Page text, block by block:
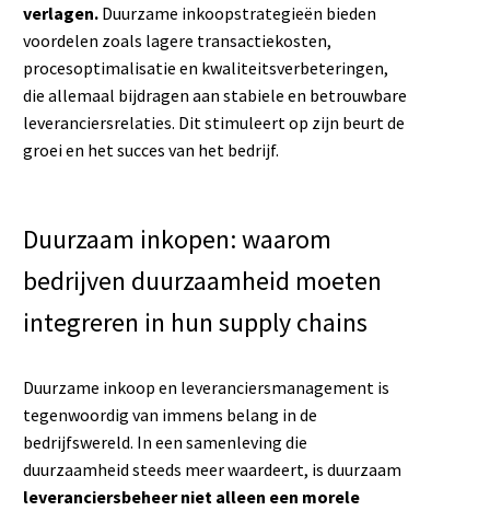
verlagen. Duurzame inkoopstrategieën bieden
voordelen zoals lagere transactiekosten,
procesoptimalisatie en kwaliteitsverbeteringen,
die allemaal bijdragen aan stabiele en betrouwbare
leveranciersrelaties. Dit stimuleert op zijn beurt de
groei en het succes van het bedrijf.
Duurzaam inkopen: waarom
bedrijven duurzaamheid moeten
integreren in hun supply chains
Duurzame inkoop en leveranciersmanagement is
tegenwoordig van immens belang in de
bedrijfswereld. In een samenleving die
duurzaamheid steeds meer waardeert, is duurzaam
leveranciersbeheer niet alleen een morele